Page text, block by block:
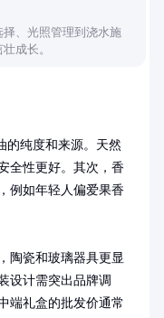
、光照管理到浇水施
成长。
的纯度和来源。天然
全性更好。其次，香
例如年轻人偏爱果香
陶瓷和玻璃器具更显
设计需突出品牌调
端礼盒的批发价通常